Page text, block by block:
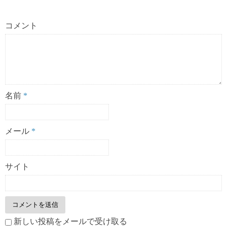
コメント
名前 *
メール *
サイト
新しい投稿をメールで受け取る